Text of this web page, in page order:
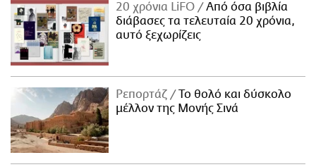
20 χρόνια LiFO
Από όσα βιβλία
διάβασες τα τελευταία 20 χρόνια,
αυτό ξεχωρίζεις
Ρεπορτάζ
Το θολό και δύσκολο
μέλλον της Μονής Σινά